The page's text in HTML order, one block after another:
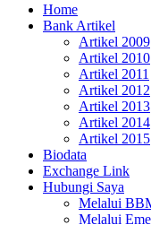
Jamal
Pemikiran
"Memimpin Pemikiran"
Home
Bank Artikel
Artikel 2009
Artikel 2010
Artikel 2011
Artikel 2012
Artikel 2013
Artikel 2014
Artikel 2015
Biodata
Exchange Link
Hubungi Saya
Melalui
Melalui